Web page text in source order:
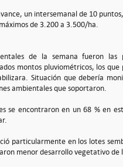
un intersemanal de 10
de 3.200 a 3.500/ha.
de la semana fueron
montos pluviométricos, los
Situación que debería
ambientales que soportaron.
se encontraron en un 68 % en
particularmente en los lotes
menor desarrollo vegetativo de